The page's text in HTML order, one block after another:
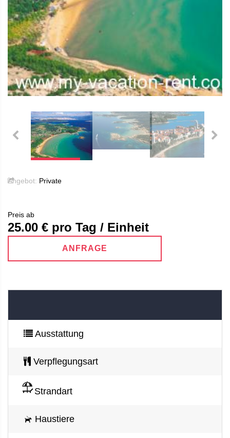
Angebot: Private
Preis ab
25.00 € pro Tag / Einheit
ANFRAGE
Ausstattung
Verpflegungsart
Strandart
Haustiere